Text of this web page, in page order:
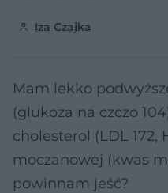
Iza Czajka
Mam lekko
(glukoza na czczo
cholesterol (LDL 172,
moczanowej (kwas
powinnam jeść?